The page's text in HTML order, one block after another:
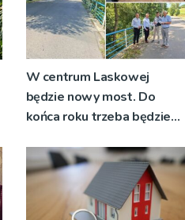
W centrum Laskowej
będzie nowy most. Do
końca roku trzeba będzie